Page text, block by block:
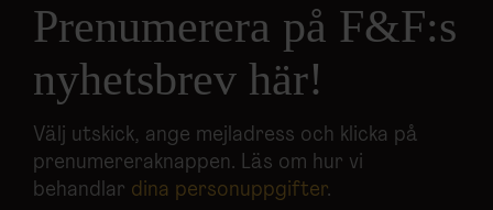
Prenumerera på F&F:s
nyhetsbrev här!
Välj utskick, ange mejladress och klicka på
prenumereraknappen. Läs om hur vi
behandlar dina personuppgifter.